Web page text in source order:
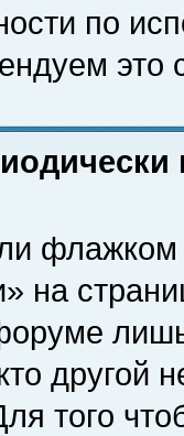
по
это
флажком
на
другой
того